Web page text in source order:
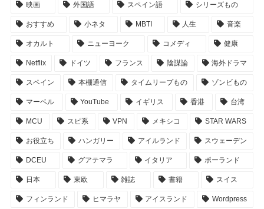
映画 外国語 スペイン語 シリーズもの
おすすめ 小ネタ MBTI 人生 音楽
オカルト ニューヨーク コメディ 健康
Netflix ドイツ フランス 陰謀論 海外ドラマ
スペイン 本棚通信 タイムリープもの ゾンビもの
マーベル YouTube イギリス 香港 台湾
MCU スピ系 VPN メキシコ STAR WARS
お役立ち ハンガリー アイルランド スウェーデン
DCEU グアテマラ イタリア ポーランド
日本 東欧 雑誌 書籍 スイス
フィンランド ヒマラヤ アイスランド Wordpress